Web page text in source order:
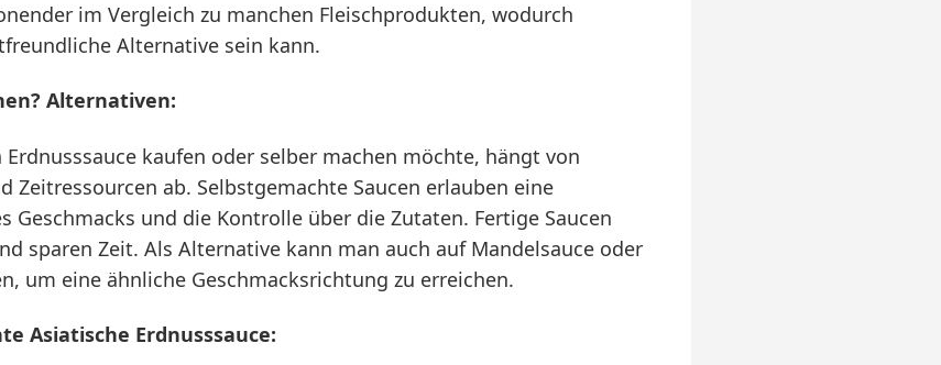
im Vergleich zu manchen Fleischprodukten, wodurch
Alternative sein kann.
Alternativen:
kaufen oder selber machen möchte, hängt von
Zeitressourcen ab. Selbstgemachte Saucen erlauben eine
Geschmacks und die Kontrolle über die Zutaten. Fertige Saucen
sparen Zeit. Als Alternative kann man auch auf Mandelsauce oder
um eine ähnliche Geschmacksrichtung zu erreichen.
Asiatische Erdnusssauce: